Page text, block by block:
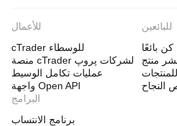
للأعمال
cTrader للوسطاء
منصة cTrader لشركات پروپ
عمليات تكامل الوسيط
واجهة Open API
للبائعين
كن بائعًا
منتج
النجاح
البرامج
برنامج الانتساب